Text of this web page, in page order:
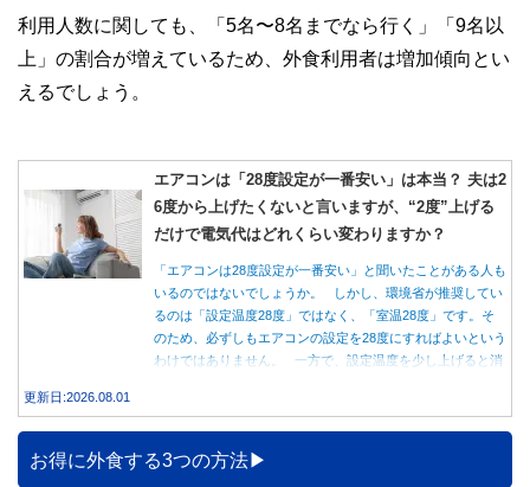
利用人数に関しても、「5名〜8名までなら行く」「9名以
上」の割合が増えているため、外食利用者は増加傾向とい
えるでしょう。
エアコンは「28度設定が一番安い」は本当？ 夫は2
6度から上げたくないと言いますが、“2度”上げる
だけで電気代はどれくらい変わりますか？
「エアコンは28度設定が一番安い」と聞いたことがある人も
いるのではないでしょうか。 しかし、環境省が推奨してい
るのは「設定温度28度」ではなく、「室温28度」です。そ
のため、必ずしもエアコンの設定を28度にすればよいという
わけではありません。 一方で、設定温度を少し上げると消
データをもとに、節約効果の目安と快適に過ごすためのポイ
ントを分かりやすく解説します。
更新日:2026.08.01
お得に外食する3つの方法